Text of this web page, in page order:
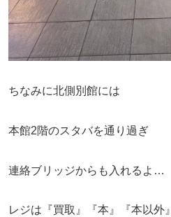
ちなみに北側別館には
本館2階のスタバを通り過ぎ
連絡ブリッジからも入れるよ…
レジは『買取』『本』『本以外』